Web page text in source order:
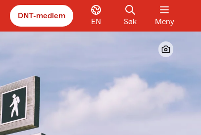
DNT-medlem
EN Søk Meny